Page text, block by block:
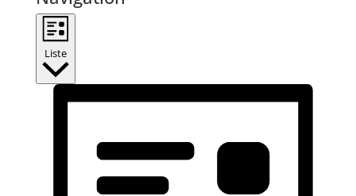
Liste